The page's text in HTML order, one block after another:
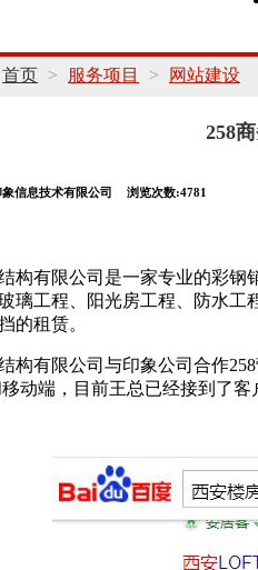
首页 > 服务项目 > 网站建设
258
象信息技术有限公司 浏览次数:4781
构有限公司是一家专业的彩钢
璃工程、阳光房工程、防水
的租赁。
构有限公司与印象公司合作
动端，目前王总已经接到了客